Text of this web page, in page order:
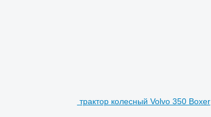
трактор колесный Volvo 350 Boxer